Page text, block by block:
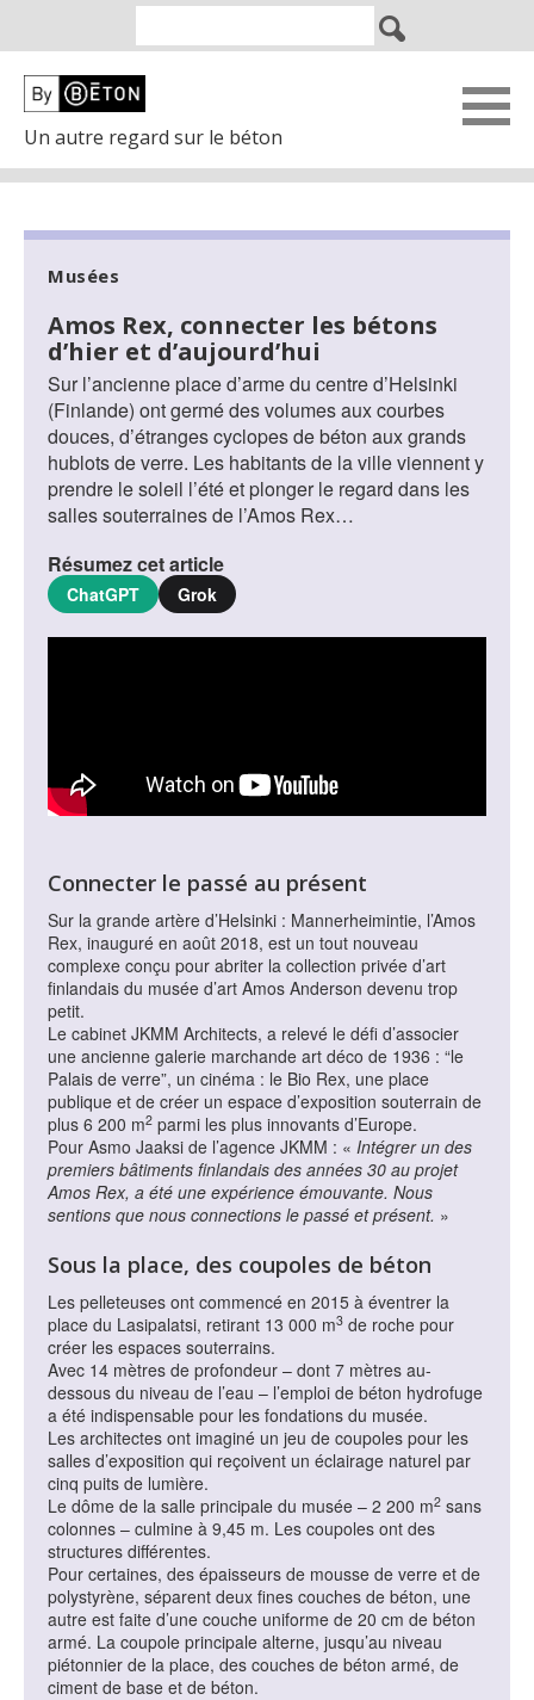
Un autre regard sur le béton
Musées
Amos Rex, connecter les bétons
d’hier et d’aujourd’hui
Sur l’ancienne place d’arme du centre d’Helsinki
(Finlande) ont germé des volumes aux courbes
douces, d’étranges cyclopes de béton aux grands
hublots de verre. Les habitants de la ville viennent y
prendre le soleil l’été et plonger le regard dans les
salles souterraines de l’Amos Rex…
Résumez cet article
ChatGPT Grok
Connecter le passé au présent
Sur la grande artère d’Helsinki : Mannerheimintie, l’Amos
Rex, inauguré en août 2018, est un tout nouveau
complexe conçu pour abriter la collection privée d’art
finlandais du musée d’art Amos Anderson devenu trop
petit.
Le cabinet JKMM Architects, a relevé le défi d’associer
une ancienne galerie marchande art déco de 1936 : “le
Palais de verre”, un cinéma : le Bio Rex, une place
publique et de créer un espace d’exposition souterrain de
plus 6 200 m2 parmi les plus innovants d’Europe.
Pour Asmo Jaaksi de l’agence JKMM : « Intégrer un des
premiers bâtiments finlandais des années 30 au projet
Amos Rex, a été une expérience émouvante. Nous
sentions que nous connections le passé et présent. »
Sous la place, des coupoles de béton
Les pelleteuses ont commencé en 2015 à éventrer la
place du Lasipalatsi, retirant 13 000 m3 de roche pour
créer les espaces souterrains.
Avec 14 mètres de profondeur – dont 7 mètres au-
dessous du niveau de l’eau – l’emploi de béton hydrofuge
a été indispensable pour les fondations du musée.
Les architectes ont imaginé un jeu de coupoles pour les
salles d’exposition qui reçoivent un éclairage naturel par
cinq puits de lumière.
Le dôme de la salle principale du musée – 2 200 m2 sans
colonnes – culmine à 9,45 m. Les coupoles ont des
structures différentes.
Pour certaines, des épaisseurs de mousse de verre et de
polystyrène, séparent deux fines couches de béton, une
autre est faite d’une couche uniforme de 20 cm de béton
armé. La coupole principale alterne, jusqu’au niveau
piétonnier de la place, des couches de béton armé, de
ciment de base et de béton.